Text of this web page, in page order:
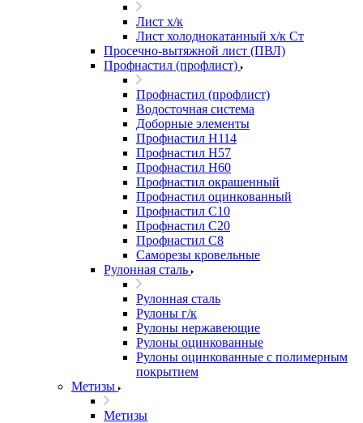
Лист х/к
Лист холоднокатанный х/к Ст
Просечно-вытяжной лист (ПВЛ)
Профнастил (профлист)
Профнастил (профлист)
Водосточная система
Доборные элементы
Профнастил Н114
Профнастил Н57
Профнастил Н60
Профнастил окрашенный
Профнастил оцинкованный
Профнастил С10
Профнастил С20
Профнастил С8
Саморезы кровельные
Рулонная сталь
Рулонная сталь
Рулоны г/к
Рулоны нержавеющие
Рулоны оцинкованные
Рулоны оцинкованные с полимерным
покрытием
Метизы
Метизы